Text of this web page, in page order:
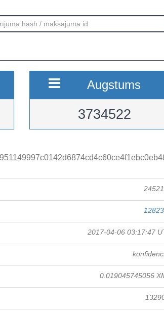
Augstums
3734522
2017-04-06 03:17:47
0.019045745056